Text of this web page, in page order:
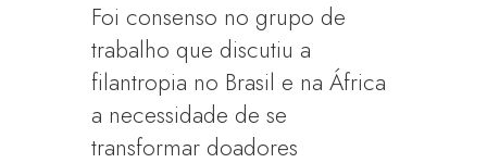
Foi consenso no grupo de
trabalho que discutiu a
filantropia no Brasil e na África
a necessidade de se
transformar doadores